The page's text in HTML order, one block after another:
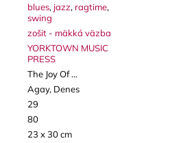
blues, jazz, ragtime,
swing
zošit - mäkká väzba
YORKTOWN MUSIC
PRESS
The Joy Of ...
Agay, Denes
29
80
23 x 30 cm